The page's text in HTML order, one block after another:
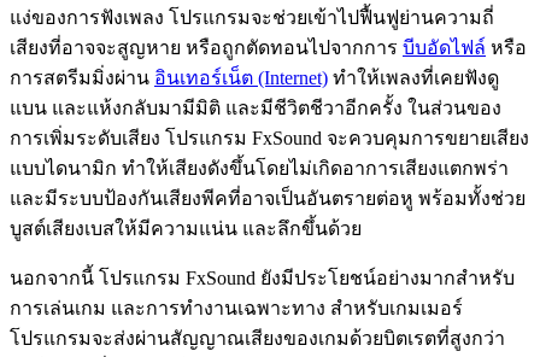
แง่ของการฟังเพลง โปรแกรมจะช่วยเข้าไปฟื้นฟูย่านความถี่
เสียงที่อาจจะสูญหาย หรือถูกตัดทอนไปจากการ บีบอัดไฟล์ หรือ
การสตรีมมิ่งผ่าน อินเทอร์เน็ต (Internet) ทำให้เพลงที่เคยฟังดู
แบน และแห้งกลับมามีมิติ และมีชีวิตชีวาอีกครั้ง ในส่วนของ
การเพิ่มระดับเสียง โปรแกรม FxSound จะควบคุมการขยายเสียง
แบบไดนามิก ทำให้เสียงดังขึ้นโดยไม่เกิดอาการเสียงแตกพร่า
และมีระบบป้องกันเสียงพีคที่อาจเป็นอันตรายต่อหู พร้อมทั้งช่วย
บูสต์เสียงเบสให้มีความแน่น และลึกขึ้นด้วย
นอกจากนี้ โปรแกรม FxSound ยังมีประโยชน์อย่างมากสำหรับ
การเล่นเกม และการทำงานเฉพาะทาง สำหรับเกมเมอร์
โปรแกรมจะส่งผ่านสัญญาณเสียงของเกมด้วยบิตเรตที่สูงกว่า